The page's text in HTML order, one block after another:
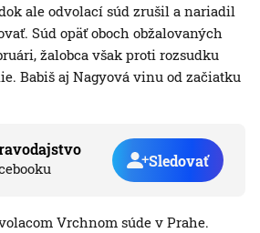
ale odvolací súd zrušil a nariadil
Súd opäť oboch obžalovaných
žalobca však proti rozsudku
Babiš aj Nagyová vinu od začiatku
Sledovať
Vrchnom súde v Prahe.